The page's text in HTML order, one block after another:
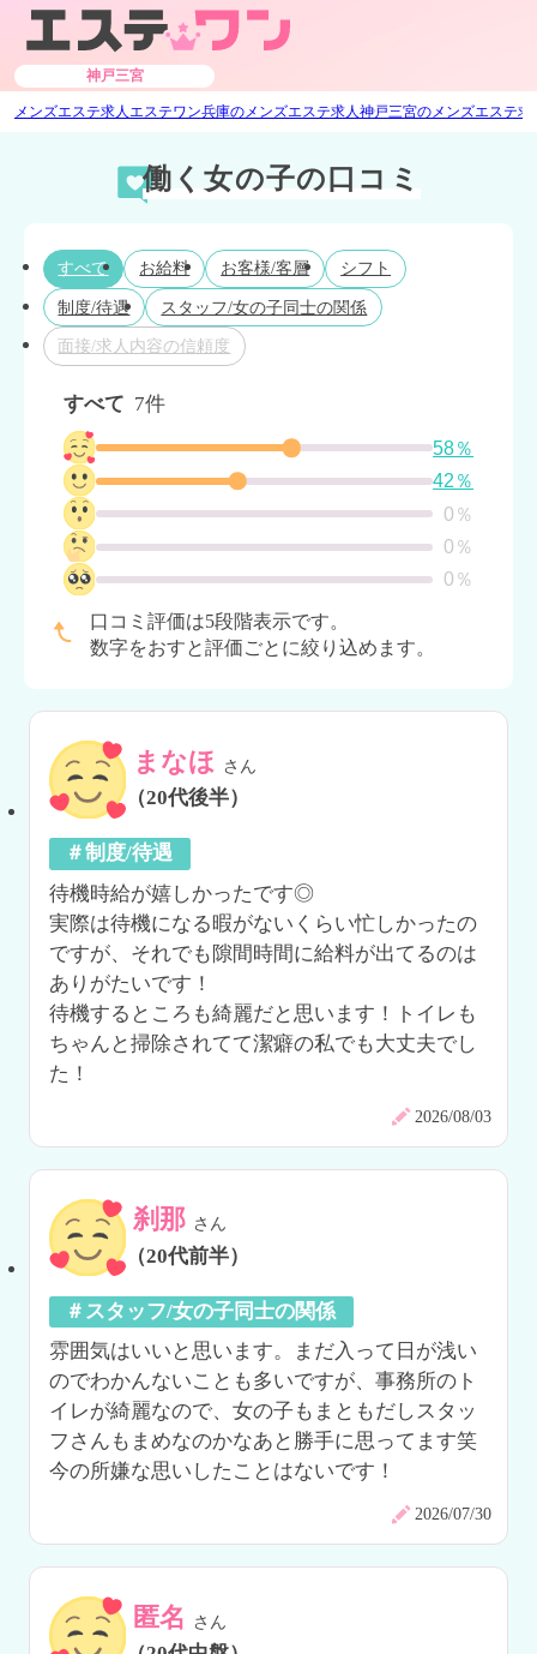
神戸三宮
メンズエステ求人エステワン兵庫のメンズエステ求人神戸三宮のメンズエステ求
働く女の子の口コミ
すべて お給料 お客様/客層 シフト
制度/待遇 スタッフ/女の子同士の関係
面接/求人内容の信頼度
すべて 7件
58％
42％
0％
0％
0％
口コミ評価は5段階表示です。
数字をおすと評価ごとに絞り込めます。
まなほ さん
（20代後半）
＃制度/待遇
待機時給が嬉しかったです◎
実際は待機になる暇がないくらい忙しかったの
ですが、それでも隙間時間に給料が出てるのは
ありがたいです！
待機するところも綺麗だと思います！トイレも
ちゃんと掃除されてて潔癖の私でも大丈夫でし
た！
2026/08/03
刹那 さん
（20代前半）
＃スタッフ/女の子同士の関係
雰囲気はいいと思います。まだ入って日が浅い
のでわかんないことも多いですが、事務所のト
イレが綺麗なので、女の子もまともだしスタッ
フさんもまめなのかなあと勝手に思ってます笑
今の所嫌な思いしたことはないです！
2026/07/30
匿名 さん